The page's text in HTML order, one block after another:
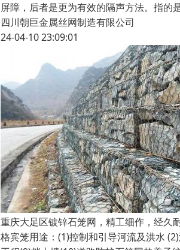
屏障，后者是更为有效的隔声方法。指的
四川朝巨金属丝网制造有限公司
24-04-10 23:09:01
重庆大足区镀锌石笼网，精工细作，经久
格宾笼用途：(1)控制和引导河流及洪水